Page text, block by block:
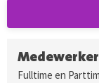
Fulltime en